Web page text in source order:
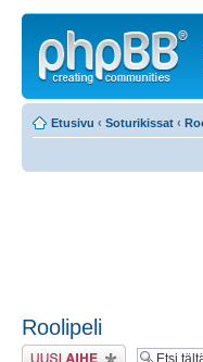
Etusivu ‹ Soturikissat ‹
Roolipeli
Lähetä uusi viesti